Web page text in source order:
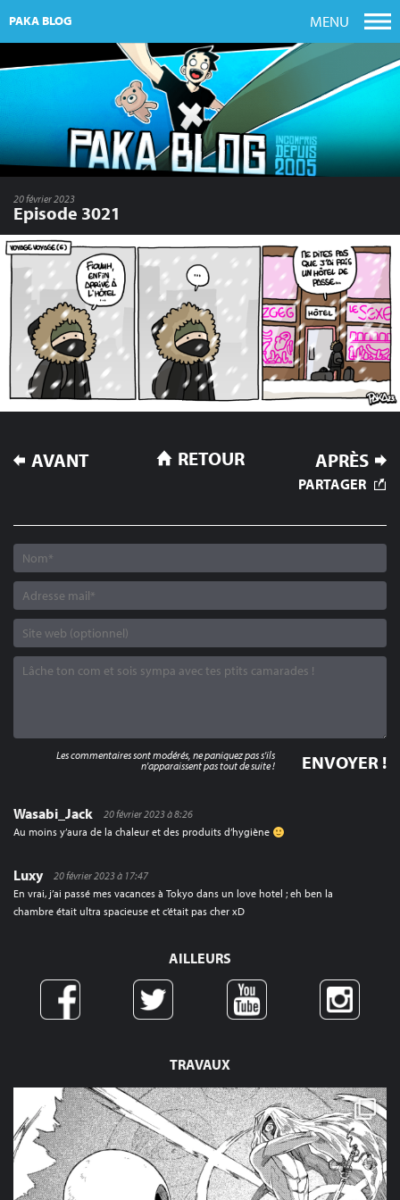
PAKA BLOG MENU
TRAVAUX
20 février 2023
Episode 3021
NAVIGATION
DE
AVANT APRÈS
RETOUR
PARTAGER
Wasabi_Jack
20 février 2023 à 8:26
Au moins y’aura de la chaleur et des produits d’hygiène
Luxy
20 février 2023 à 17:47
En vrai, j’ai passé mes vacances à Tokyo dans un love hotel ; eh ben la
chambre était ultra spacieuse et c’était pas cher xD
Les commentaires sont modérés, ne paniquez pas s'ils
n'apparaissent pas tout de suite !
AILLEURS